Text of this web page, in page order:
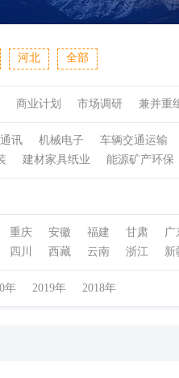
河北 全部
商业计划 市场调研 兼并重
讯 机械电子 车辆交通运输
建材家具纸业 能源矿产环保
重庆 安徽 福建 甘肃 广
四川 西藏 云南 浙江 新
年 2019年 2018年